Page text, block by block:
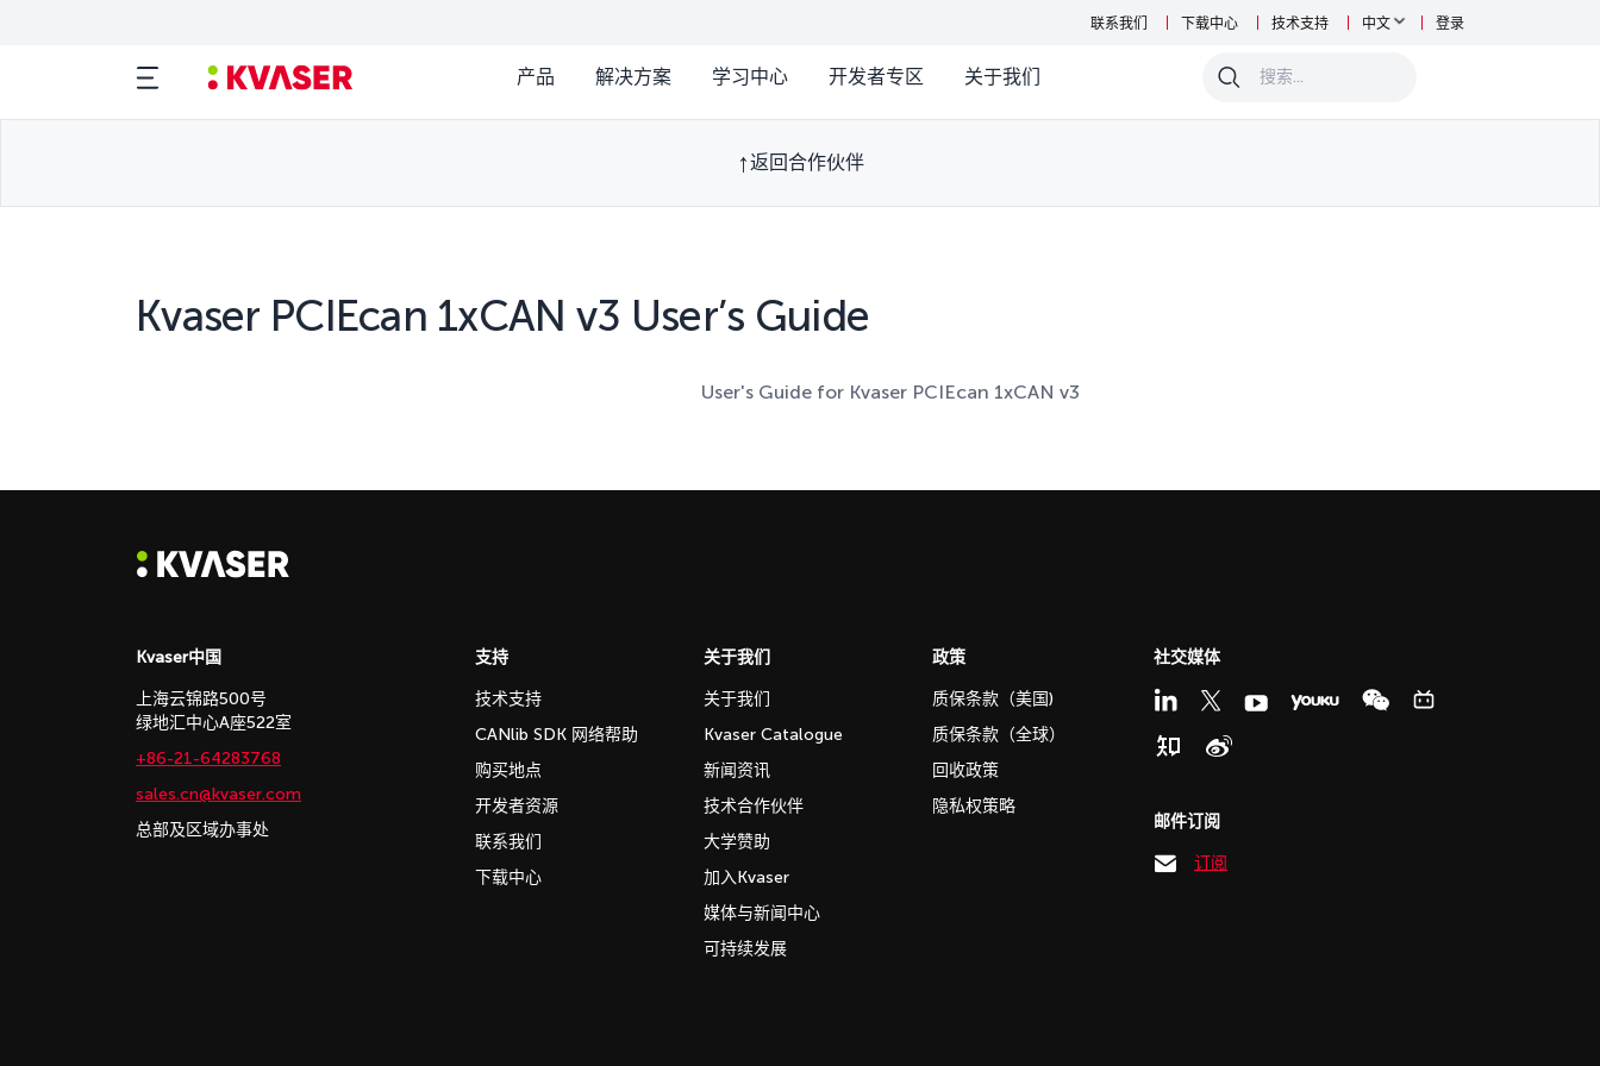
联系我们 下载中心 技术支持 中文 登录
产品 解决方案 学习中心 开发者专区 关于我们 0
返回合作伙伴
Kvaser PCIEcan 1xCAN v3 User’s Guide
User's Guide for Kvaser PCIEcan 1xCAN v3
Kvaser中国
上海云锦路500号
绿地汇中心A座522室
+86-21-64283768
sales.cn@kvaser.com
总部及区域办事处
支持
技术支持
CANlib SDK 网络帮助
购买地点
开发者资源
联系我们
下载中心
关于我们
关于我们
Kvaser Catalogue
新闻资讯
技术合作伙伴
大学赞助
加入Kvaser
媒体与新闻中心
可持续发展
政策
质保条款（美国)
质保条款（全球）
回收政策
隐私权策略
社交媒体
邮件订阅
订阅